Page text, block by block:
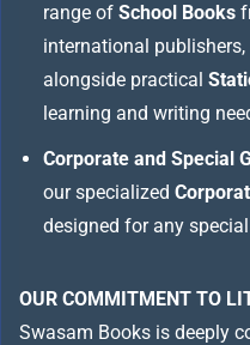
range of School Books
international publishers,
alongside practical
learning and writing
Corporate and Special
our specialized
designed for any
OUR COMMITMENT TO
Swasam Books is deeply